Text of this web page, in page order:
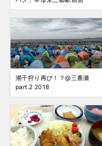
潮干狩り再び！？@三番瀬
part.2 2018